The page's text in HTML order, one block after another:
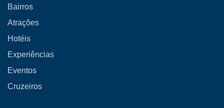
Bairros
Atrações
Hotéis
Experiências
Eventos
Cruzeiros